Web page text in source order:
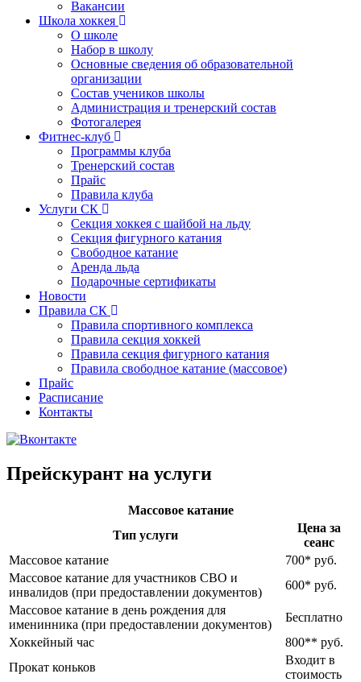
Вакансии
Школа хоккея
О школе
Набор в школу
Основные сведения об образовательной
организации
Состав учеников школы
Администрация и тренерский состав
Фотогалерея
Фитнес-клуб
Программы клуба
Тренерский состав
Прайс
Правила клуба
Услуги СК
Секция хоккея с шайбой на льду
Секция фигурного катания
Свободное катание
Аренда льда
Подарочные сертификаты
Новости
Правила СК
Правила спортивного комплекса
Правила секция хоккей
Правила секция фигурного катания
Правила свободное катание (массовое)
Прайс
Расписание
Контакты
Прейскурант на услуги
Массовое катание
Тип услуги
Цена за
сеанс
Массовое катание
700* руб.
Массовое катание для участников СВО и
инвалидов (при предоставлении документов)
600* руб.
Массовое катание в день рождения для
именинника (при предоставлении документов)
Бесплатно
Хоккейный час
800** руб.
Прокат коньков
Входит в
стоимость